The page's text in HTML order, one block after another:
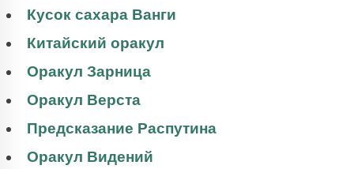
Кусок сахара Ванги
Китайский оракул
Оракул Зарница
Оракул Верста
Предсказание Распутина
Оракул Видений